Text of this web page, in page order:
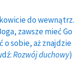
do wewnątrz.
zawsze mieć Go
o sobie, aż znajdzie
Rozwój duchowy)